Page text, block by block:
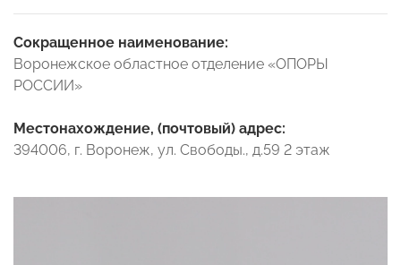
Сокращенное наименование:
Воронежское областное отделение «ОПОРЫ
РОССИИ»
Местонахождение, (почтовый) адрес:
394006, г. Воронеж, ул. Свободы., д.59 2 этаж